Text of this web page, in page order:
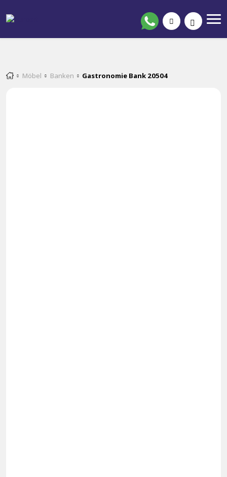
Möbel Banken Gastronomie Bank 20504